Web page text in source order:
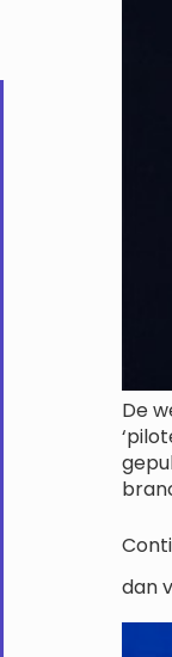
De
dan